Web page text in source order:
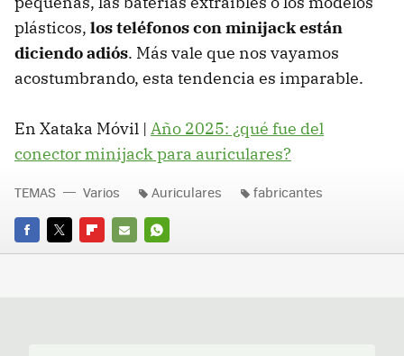
plásticos, los teléfonos con minijack están
diciendo adiós. Más vale que nos vayamos
acostumbrando, esta tendencia es imparable.
En Xataka Móvil | Año 2025: ¿qué fue del
conector minijack para auriculares?
FACEBOOK
TWITTERFLIPBOARD
E-
WHATSAPP
TEMAS Varios Auriculares fabricantes